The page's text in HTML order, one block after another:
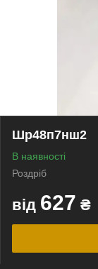
Шр48п7нш2
В наявності
Роздріб
від 627 ₴